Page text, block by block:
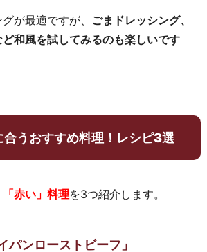
が最適ですが、 ごまドレッシング、
和風を試してみるのも楽しいです
合うおすすめ料理！レシピ3選
「赤い」料理を3つ紹介します。
パンローストビーフ」